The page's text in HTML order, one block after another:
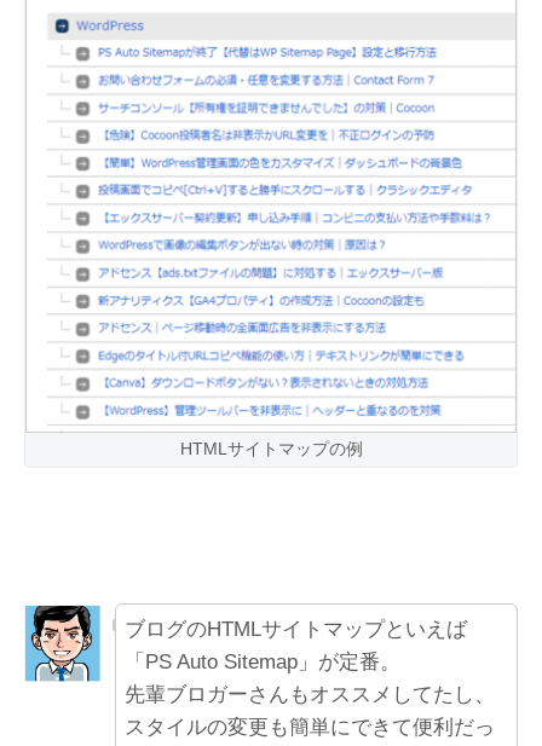
HTMLサイトマップの例
ブログのHTMLサイトマップといえば
「PS Auto Sitemap」が定番。
先輩ブロガーさんもオススメしてたし、
スタイルの変更も簡単にできて便利だっ